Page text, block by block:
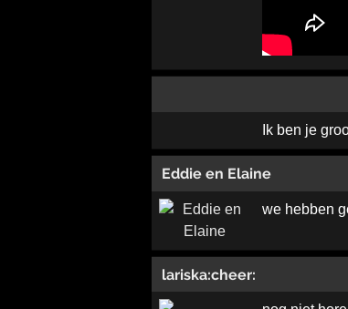
Ik ben je
Eddie en Elaine
we hebben
lariska:cheer: